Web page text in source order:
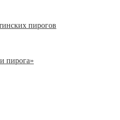
пирогов
пирога»